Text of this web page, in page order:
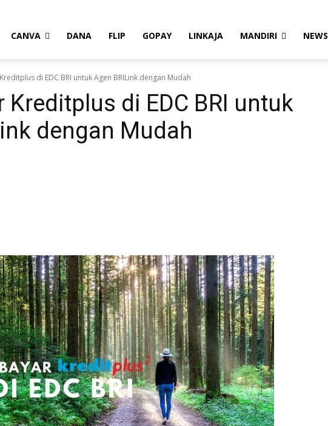
CANVA DANA FLIP GOPAY LINKAJA MANDIRI NEWS
di EDC BRI untuk Agen BRILink dengan Mudah
Kreditplus di EDC BRI untuk
dengan Mudah